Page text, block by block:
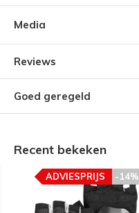
Media
Reviews
Goed geregeld
Recent bekeken
-14%
ADVIESPRIJS